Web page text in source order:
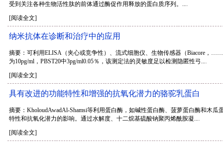
受到关注各种生物活性肽的前体通过酶促作用释放的蛋白质序列。....
[阅读全文]
纳米抗体在诊断和治疗中的应用
摘要：可利用ELISA（夹心或竞争性）、流式细胞仪、生物传感器（Biacore，
为10pg/ml，PBST20中3pg/ml0.05％，该测定法的灵敏度足以检测隐匿性弓....
[阅读全文]
具有改进的功能特性和增强的抗氧化潜力的骆驼乳蛋白
摘要：KholoudAwadAl-Shamsi等利用蛋白酶，如碱性蛋白酶、菠萝蛋白酶和木
特性和抗氧化潜力的影响。通过水解度、十二烷基硫酸钠聚丙烯酰胺凝....
[阅读全文]